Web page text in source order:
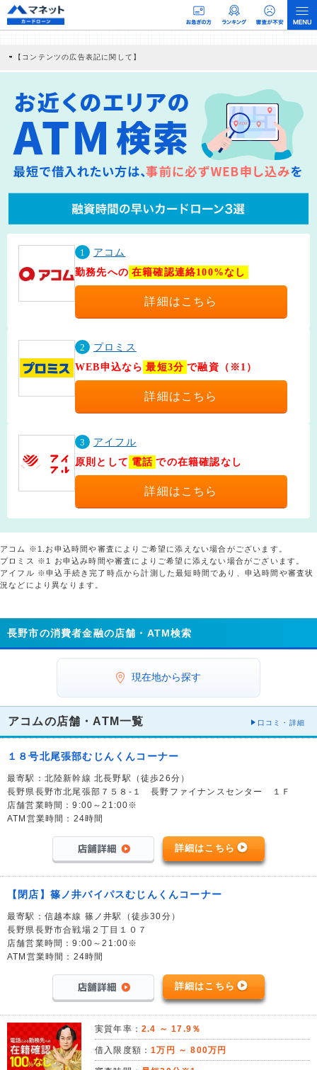
【コンテンツの広告表記に関して】
社に対して企業から紹介報酬が支払われるという収益モデルです。 ただし、特定の
商品を根拠なくPRするものではなく、当編集部の調査／ユーザーへの口コミ収集な
どに基づき、公平性を担保した情報提供を行っています。
>提携企業一覧
1
アコム
勤務先への 在籍確認連絡100%なし
詳細はこちら
2
プロミス
WEB申込なら 最短3分 で融資（※1）
詳細はこちら
3
アイフル
原則として 電話 での在籍確認なし
詳細はこちら
アコム ※1.お申込時間や審査によりご希望に添えない場合がございます。
プロミス ※1 お申込み時間や審査によりご希望に添えない場合がございます。
アイフル ※申込手続き完了時点から計測した最短時間であり、申込時間や審査状
況などにより異なります。
長野市の消費者金融の店舗・ATM検索
現在地から探す
アコムの店舗・ATM一覧 口コミ・詳細
１８号北尾張部むじんくんコーナー
最寄駅：北陸新幹線 北長野駅（徒歩26分）
長野県長野市北尾張部７５８-１ 長野ファイナンスセンター １Ｆ
店舗営業時間：9:00～21:00※
ATM営業時間：24時間
詳細はこちら
【閉店】篠ノ井バイパスむじんくんコーナー
最寄駅：信越本線 篠ノ井駅（徒歩30分）
長野県長野市合戦場２丁目１０７
店舗営業時間：9:00～21:00※
ATM営業時間：24時間
詳細はこちら
実質年率： 2.4 ～ 17.9％
借入限度額：1万円 ～ 800万円